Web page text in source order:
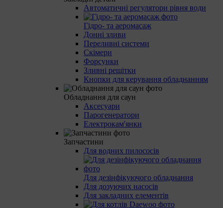
Автоматичні регулятори рівня води
Гідро- та аеромасаж
Донні зливи
Переливні системи
Скімери
Форсунки
Зливні решітки
Кнопки для керування обладнанням
Обладнання для саун
Аксесуари
Парогенератори
Електрокам'янки
Запчастини
Для водних пилососів
Для дезінфікуючого обладнання
Для дозуючих насосів
Для закладних елементів